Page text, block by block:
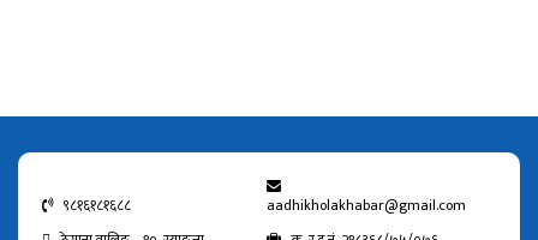
९८१६१८१६८८
aadhikholakhabar@gmail.com